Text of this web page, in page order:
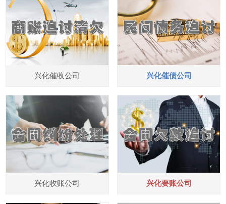
兴化催收公司 兴化催债公司
兴化收账公司 兴化要账公司